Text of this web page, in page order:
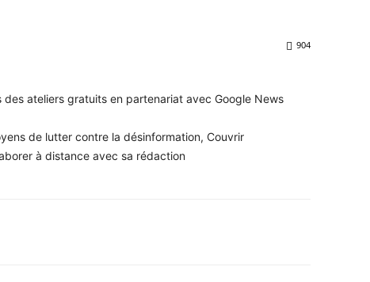
904
ateliers gratuits en partenariat avec Google News
de lutter contre la désinformation, Couvrir
à distance avec sa rédaction